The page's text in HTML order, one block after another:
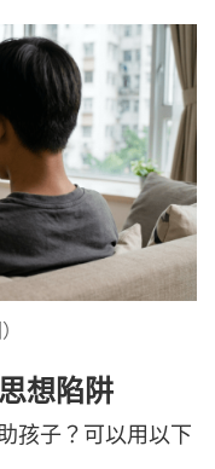
想陷阱
孩子？可以用以下